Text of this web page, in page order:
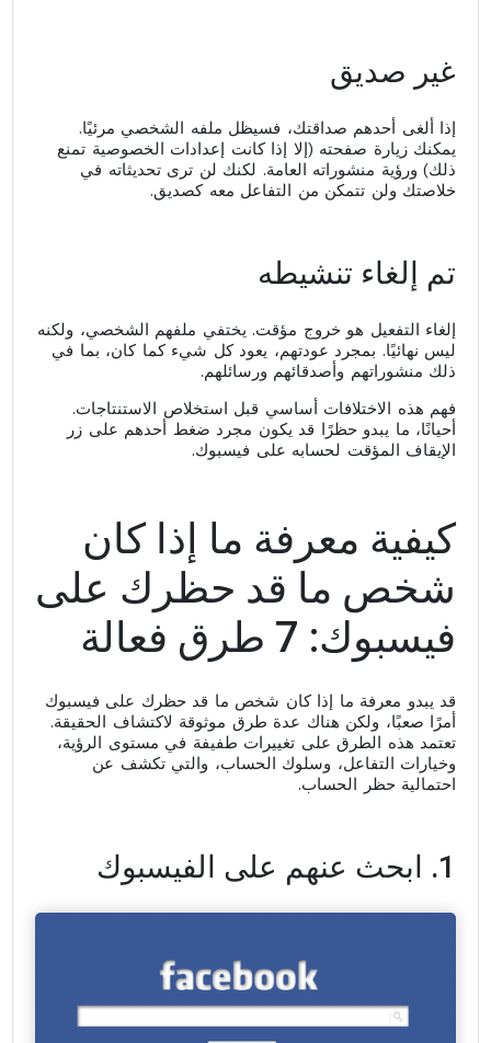
غير صديق
إذا ألغى أحدهم صداقتك، فسيظل ملفه الشخصي مرئيًا.
يمكنك زيارة صفحته (إلا إذا كانت إعدادات الخصوصية تمنع
ذلك) ورؤية منشوراته العامة. لكنك لن ترى تحديثاته في
خلاصتك ولن تتمكن من التفاعل معه كصديق.
تم إلغاء تنشيطه
إلغاء التفعيل هو خروج مؤقت. يختفي ملفهم الشخصي، ولكنه
ليس نهائيًا. بمجرد عودتهم، يعود كل شيء كما كان، بما في
ذلك منشوراتهم وأصدقائهم ورسائلهم.
فهم هذه الاختلافات أساسي قبل استخلاص الاستنتاجات.
أحيانًا، ما يبدو حظرًا قد يكون مجرد ضغط أحدهم على زر
الإيقاف المؤقت لحسابه على فيسبوك.
كيفية معرفة ما إذا كان
شخص ما قد حظرك على
فيسبوك: 7 طرق فعالة
قد يبدو معرفة ما إذا كان شخص ما قد حظرك على فيسبوك
أمرًا صعبًا، ولكن هناك عدة طرق موثوقة لاكتشاف الحقيقة.
تعتمد هذه الطرق على تغييرات طفيفة في مستوى الرؤية،
وخيارات التفاعل، وسلوك الحساب، والتي تكشف عن
احتمالية حظر الحساب.
1. ابحث عنهم على الفيسبوك